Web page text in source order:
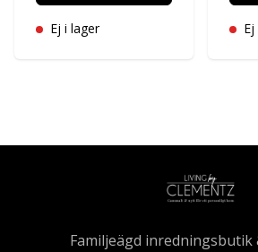
Ej i lager
Familjeägd inredningsbutik